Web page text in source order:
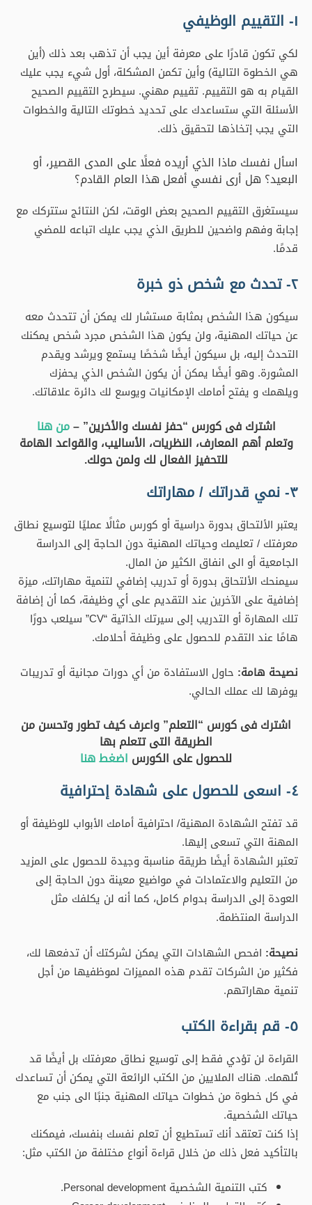
١- التقييم الوظيفي
لكي تكون قادرًا على معرفة أين يجب أن تذهب بعد ذلك (أين
هي الخطوة التالية) وأين تكمن المشكلة، أول شيء يجب عليك
القيام به هو التقييم. تقييم مهني. سيطرح التقييم الصحيح
الأسئلة التي ستساعدك على تحديد خطوتك التالية والخطوات
التي يجب إتخاذها لتحقيق ذلك.
اسأل نفسك ماذا الذي أريده فعلًا على المدى القصير، أو
البعيد؟ هل أرى نفسي أفعل هذا العام القادم؟
سيستغرق التقييم الصحيح بعض الوقت، لكن النتائج ستتركك مع
إجابة وفهم واضحين للطريق الذي يجب عليك اتباعه للمضي
قدمًا.
٢- تحدث مع شخص ذو خبرة
سيكون هذا الشخص بمثابة مستشار لك يمكن أن تتحدث معه
عن حياتك المهنية، ولن يكون هذا الشخص مجرد شخص يمكنك
التحدث إليه، بل سيكون أيضًا شخصًا يستمع ويرشد ويقدم
المشورة. وهو أيضًا يمكن أن يكون الشخص الذي يحفزك
ويلهمك و يفتح أمامك الإمكانيات ويوسع لك دائرة علاقاتك.
اشترك فى كورس “حفز نفسك والأخرين” –من هنا
وتعلم أهم المعارف، النظريات، الأساليب، والقواعد الهامة
للتحفيز الفعال لك ولمن حولك.
٣- نمي قدراتك / مهاراتك
يعتبر الألتحاق بدورة دراسية أو كورس مثالًا عمليًا لتوسيع نطاق
معرفتك / تعليمك وحياتك المهنية دون الحاجة إلى الدراسة
الجامعية أو الى انفاق الكثير من المال.
سيمنحك الألتحاق بدورة أو تدريب إضافي لتنمية مهاراتك، ميزة
إضافية على الآخرين عند التقديم على أي وظيفة، كما أن إضافة
تلك المهارة أو التدريب إلى سيرتك الذاتية “CV” سيلعب دورًا
هامًا عند التقدم للحصول على وظيفة أحلامك.
نصيحة هامة: حاول الاستفادة من أي دورات مجانية أو تدريبات
يوفرها لك عملك الحالي.
اشترك فى كورس “التعلم” واعرف كيف تطور وتحسن من
الطريقة التى تتعلم بها
للحصول على الكورس اضغط هنا
٤- اسعى للحصول على شهادة إحترافية
قد تفتح الشهادة المهنية/ احترافية أمامك الأبواب للوظيفة أو
المهنة التي تسعى إليها.
تعتبر الشهادة أيضًا طريقة مناسبة وجيدة للحصول على المزيد
من التعليم والاعتمادات في مواضيع معينة دون الحاجة إلى
العودة إلى الدراسة بدوام كامل، كما أنه لن يكلفك مثل
الدراسة المنتظمة.
نصيحة: افحص الشهادات التي يمكن لشركتك أن تدفعها لك،
فكثير من الشركات تقدم هذه المميزات لموظفيها من أجل
تنمية مهاراتهم.
٥- قم بقراءة الكتب
القراءة لن تؤدي فقط إلى توسيع نطاق معرفتك بل أيضًا قد
تُلهمك. هناك الملايين من الكتب الرائعة التي يمكن أن تساعدك
في كل خطوة من خطوات حياتك المهنية جنبًا الى جنب مع
حياتك الشخصية.
إذا كنت تعتقد أنك تستطيع أن تعلم نفسك بنفسك، فيمكنك
بالتأكيد فعل ذلك من خلال قراءة أنواع مختلفة من الكتب مثل:
كتب التنمية الشخصية Personal development.